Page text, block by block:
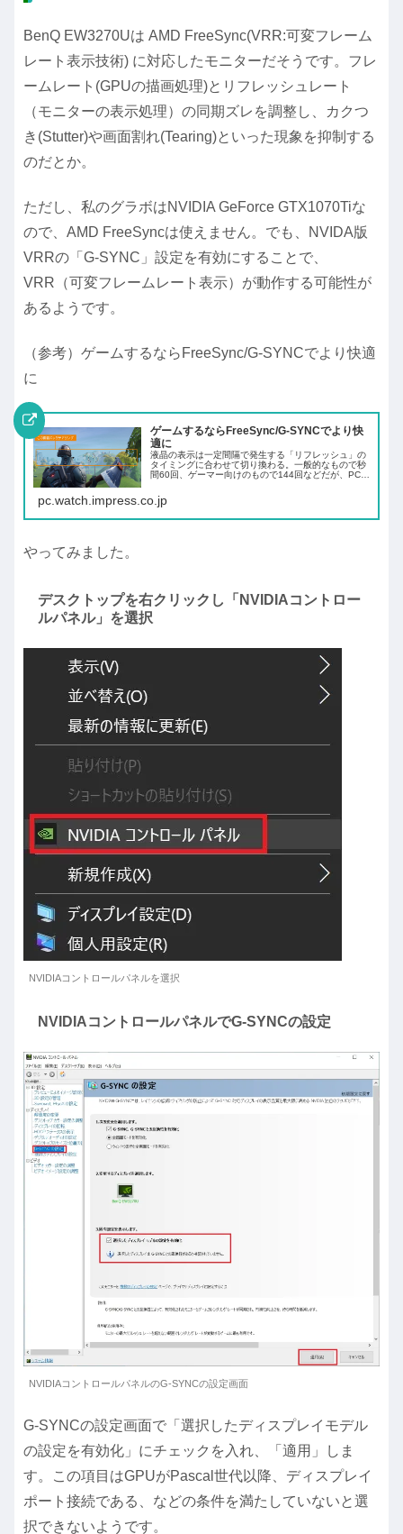
BenQ EW3270Uは AMD FreeSync(VRR:可変フレーム
レート表示技術) に対応したモニターだそうです。フレ
ームレート(GPUの描画処理)とリフレッシュレート
（モニターの表示処理）の同期ズレを調整し、カクつ
き(Stutter)や画面割れ(Tearing)といった現象を抑制する
のだとか。
ただし、私のグラボはNVIDIA GeForce GTX1070Tiな
ので、AMD FreeSyncは使えません。でも、NVIDA版
VRRの「G-SYNC」設定を有効にすることで、
VRR（可変フレームレート表示）が動作する可能性が
あるようです。
（参考）ゲームするならFreeSync/G-SYNCでより快適
に
ゲームするならFreeSync/G-SYNCでより快
適に
液晶の表示は一定間隔で発生する「リフレッシュ」の
タイミングに合わせて切り換わる。一般的なもので秒
間60回、ゲーマー向けのもので144回などだが、PCゲ
食い違うと表示が崩れる（テアリング）、ある...
pc.watch.impress.co.jp
やってみました。
デスクトップを右クリックし「NVIDIAコントロー
ルパネル」を選択
NVIDIAコントロールパネルを選択
NVIDIAコントロールパネルでG-SYNCの設定
NVIDIAコントロールパネルのG-SYNCの設定画面
G-SYNCの設定画面で「選択したディスプレイモデル
の設定を有効化」にチェックを入れ、「適用」しま
す。この項目はGPUがPascal世代以降、ディスプレイ
ポート接続である、などの条件を満たしていないと選
択できないようです。